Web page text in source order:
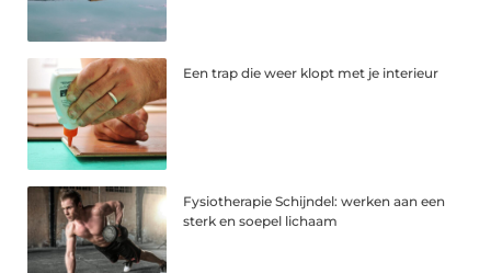
Een trap die weer klopt met je interieur
Fysiotherapie Schijndel: werken aan een
sterk en soepel lichaam